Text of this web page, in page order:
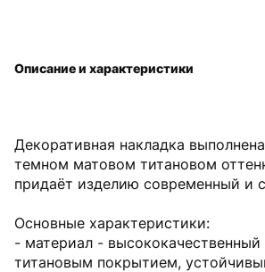
Декоративная накладка
темном матовом титановом
придаёт изделию современный и
Основные характеристики:
- материал - высококачественный
титановым покрытием,
Описание и характеристики